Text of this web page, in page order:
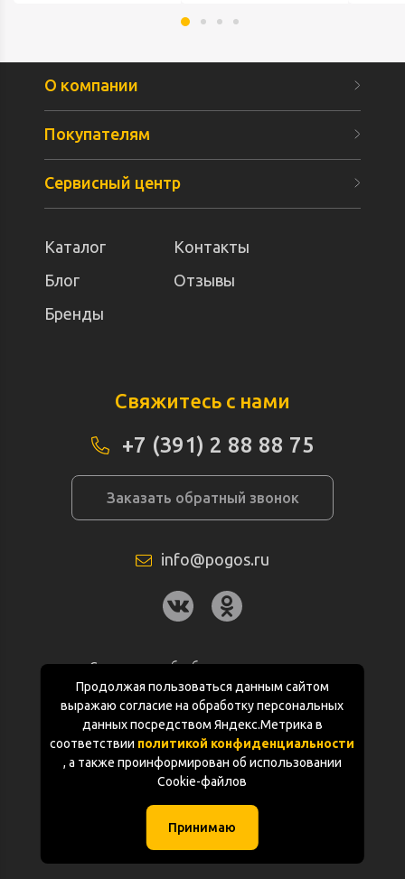
Продолжая пользоваться данным сайтом
выражаю согласие на обработку персональных
данных посредством Яндекс.Метрика в
соответствии политикой конфиденциальности
, а также проинформирован об использовании
Cookie-файлов
Принимаю
О компании
Покупателям
Сервисный центр
Каталог
Контакты
Блог
Отзывы
Бренды
Свяжитесь с нами
+7 (391) 2 88 88 75
Заказать обратный звонок
info@pogos.ru
Согласие на обработку персональных
данных
Политика конфиденциальности
Документация
(с) «POGOS.ru» 2010-2026 (ИП Чивчян М.Р.)